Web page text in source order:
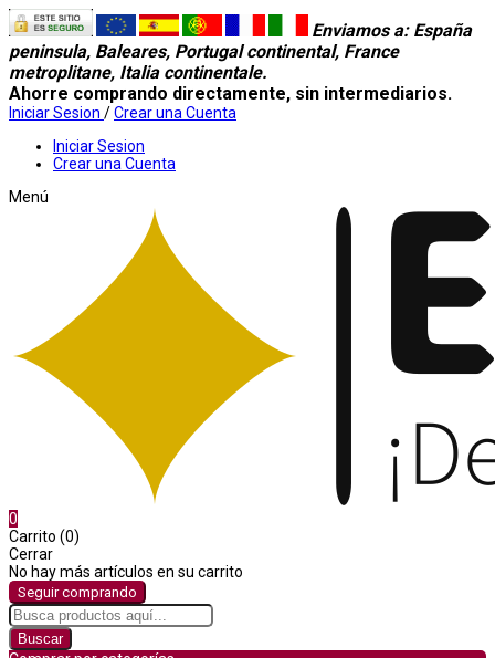
Enviamos a: España
peninsula, Baleares, Portugal continental, France
metroplitane, Italia continentale.
Ahorre comprando directamente, sin intermediarios.
Iniciar Sesion /Crear una Cuenta
Iniciar Sesion
Crear una Cuenta
Menú
0
Carrito (0)
Cerrar
No hay más artículos en su carrito
Seguir comprando
Buscar